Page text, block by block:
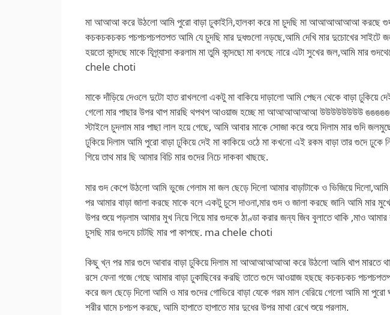
মা আআআ করে উঠলো আমি পুরো বাড়া ঢুকাইনি,হালকা করে মা চুদছি মা আআআআআআ করছে
কচকচকচকচ পচপচপচপতপত আমি যে চুদছি মার দুধগুলো নড়ছে,আমি দেখি মার দুচোখের সাইটে
হয়তো কান্দছে মাকে যিগ্ৰ্যাসা করলাম মা তুমি কান্দছো মা বলছে নারে এটা সুখের জল,আমি মার
chele choti
মাকে দাঁড়িয়ে দেওলে দুটো হাত রাখললো একটু মা বাকিয়ে দাড়ালো আমি পেছন থেকে বাড়া ঢুকিয়ে
গেলো মার পাছার উপর থাপ মারছি থপথপ আওয়াজ হচ্ছে মা আআআআআআ উউউউউউউউ
স্টাইলে চুদলাম মার পাছা লাল হয়ে গেছে, আমি আবার মাকে সোজা করে শুয়ে দিলাম মার গুদি
ঢুকিয়ে দিলাম আমি পুরো বাড়া ঢুকিয়ে দেই মা কাকিয়ে ওঠে মা কখনো এই রকম বাড়া তার গুদে ঢুকে
গিয়ে তাথ মার ছি আমার বিচি মার গুদের নিচে দাককা খাছছে.
মার গুদ কেপে উঠলো আমি ভুজে গেলাম মা জল ছেড়ে দিলো আমার বাড়াটাকে ও ভিজিয়ে দিলো,আমি
পর আমার বাড়া জালা করছে মাকে বলে একটু চুসে দাওনা,মার গুদ ও জালা করছে জানি আমি মার
উপর শুয়ে পড়লাম আমার মুখ নিয়ে গিয়ে মার গুদকে ঠাণ্ডা করার জন্য জিব বুলাতে থাকি ,মাও
চুসছি মার গুদযে চাটছি মার পা কাপছে. ma chele choti
কিছু খ্ন পর মার গুদে আবার বাড়া ঢুকিয়ে দিলাম মা আআআআআআ করে উঠলো আমি থাপ মারতে
রসে ফেনা গজে গেছে আমার বাড়া ঢুকাছিবের করছি তাতে গুদে আওয়াজ হছছে কচকচকচ
করে জল ছেড়ে দিলো আমি ও মার গুদের গোভিরে বাড়া যেকে গরম মাল বেরিয়ে গেলো আমি মা পুরো
শরীর ঘামে চপচপ করছে, আমি হাপাতে হাপাতে মার দুধের উপর মাথা রেখে শুয়ে পরলাম.